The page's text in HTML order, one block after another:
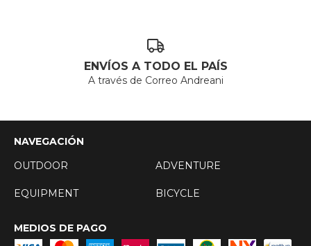
ENVÍOS A TODO EL PAÍS
A través de Correo Andreani
NAVEGACIÓN
OUTDOOR
ADVENTURE
EQUIPMENT BICYCLE
MEDIOS DE PAGO